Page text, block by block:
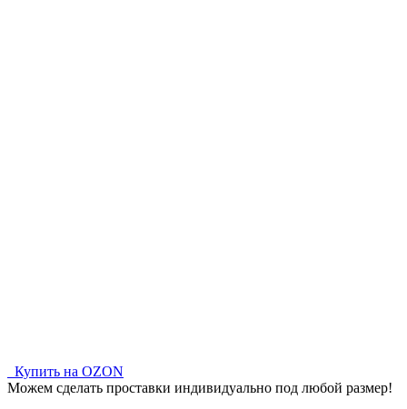
Купить на OZON
Можем сделать проставки индивидуально под любой размер!